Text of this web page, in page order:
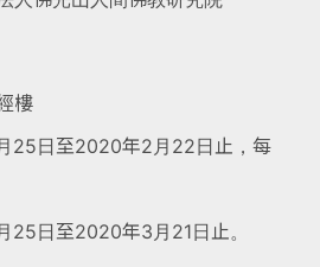
樓
25日至2020年2月22日止，每
25日至2020年3月21日止。